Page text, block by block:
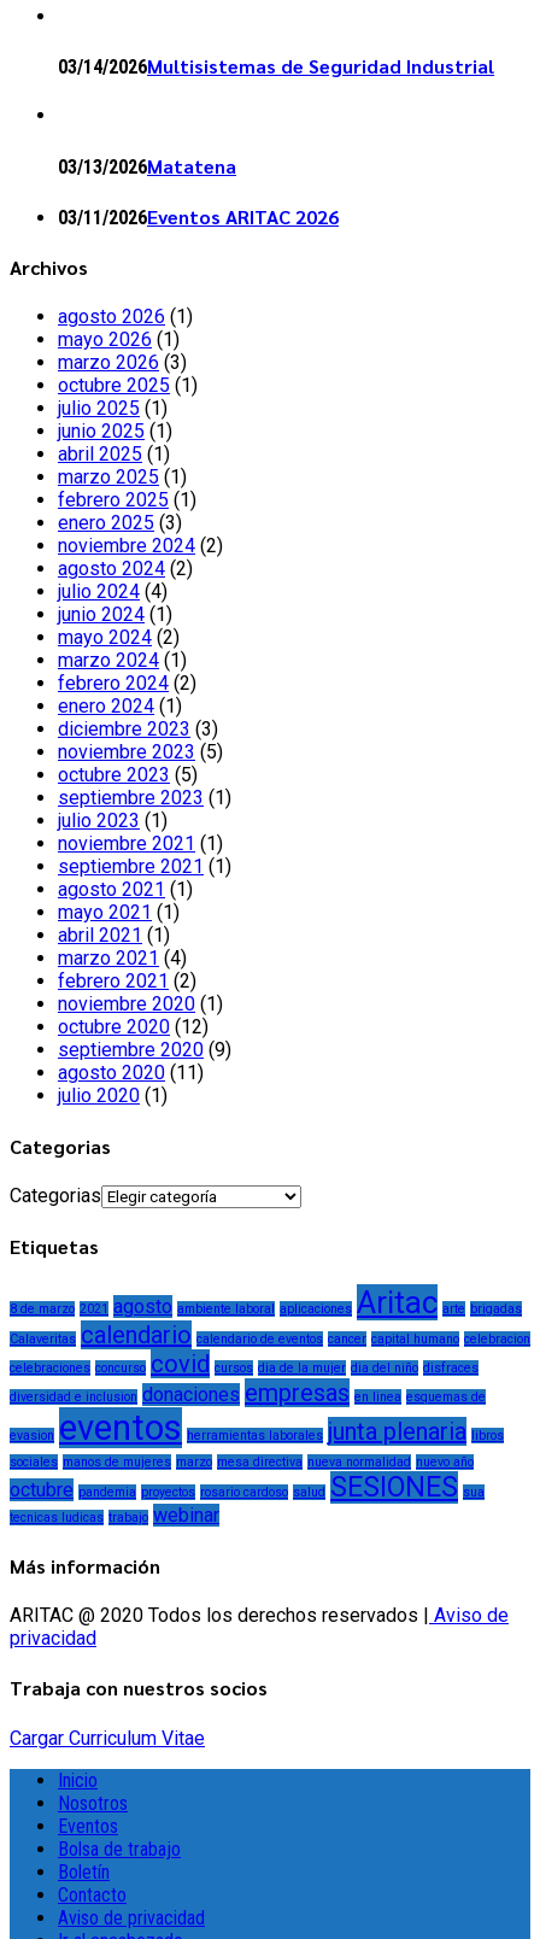
03/14/2026Multisistemas de Seguridad Industrial
03/13/2026Matatena
03/11/2026Eventos ARITAC 2026
Archivos
agosto 2026 (1)
mayo 2026 (1)
marzo 2026 (3)
octubre 2025 (1)
julio 2025 (1)
junio 2025 (1)
abril 2025 (1)
marzo 2025 (1)
febrero 2025 (1)
enero 2025 (3)
noviembre 2024 (2)
agosto 2024 (2)
julio 2024 (4)
junio 2024 (1)
mayo 2024 (2)
marzo 2024 (1)
febrero 2024 (2)
enero 2024 (1)
diciembre 2023 (3)
noviembre 2023 (5)
octubre 2023 (5)
septiembre 2023 (1)
julio 2023 (1)
noviembre 2021 (1)
septiembre 2021 (1)
agosto 2021 (1)
mayo 2021 (1)
abril 2021 (1)
marzo 2021 (4)
febrero 2021 (2)
noviembre 2020 (1)
octubre 2020 (12)
septiembre 2020 (9)
agosto 2020 (11)
julio 2020 (1)
Categorias
Categorias
Etiquetas
8 de marzo 2021 agosto ambiente laboral aplicaciones Aritac arte brigadas
Calaveritas calendario calendario de eventos cancer capital humano celebracion
celebraciones concurso covid cursos dia de la mujer dia del niño disfraces
diversidad e inclusion donaciones empresas en linea esquemas de
evasion eventos herramientas laborales junta plenaria
libros
sociales manos de mujeres marzo mesa directiva nueva normalidad nuevo año
octubre pandemia proyectos rosario cardoso salud SESIONES sua
tecnicas ludicas trabajo webinar
Más información
ARITAC @ 2020 Todos los derechos reservados | Aviso de
privacidad
Trabaja con nuestros socios
Cargar Curriculum Vitae
Inicio
Nosotros
Eventos
Bolsa de trabajo
Boletín
Contacto
Aviso de privacidad